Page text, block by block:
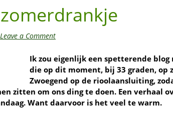
Leave a Comment
Ik zou eigenlijk een spetterende
die op dit moment, bij 33 graden, op
Zwoegend op de rioolaansluiting,
zitten om ons ding te doen. Een verhaal
Want daarvoor is het veel te warm.